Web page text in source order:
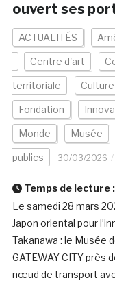
ouvert ses
ACTUALITÉS
Centre d'art
territoriale Culture
Fondation
Monde Musée
publics 30/03/2026
Temps de lecture :
Le samedi 28 mars
Japon oriental pour
Takanawa : le Musée
GATEWAY CITY près
nœud de transport